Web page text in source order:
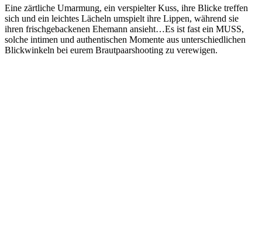
Eine zärtliche Umarmung, ein verspielter Kuss, ihre Blicke treffen
sich und ein leichtes Lächeln umspielt ihre Lippen, während sie
ihren frischgebackenen Ehemann ansieht…Es ist fast ein MUSS,
solche intimen und authentischen Momente aus unterschiedlichen
Blickwinkeln bei eurem Brautpaarshooting zu verewigen.